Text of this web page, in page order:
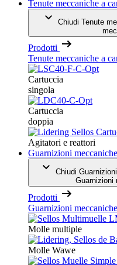
Tenute meccaniche a
Chiudi Tenute
Prodotti
Tenute meccaniche a
Cartuccia
singola
Cartuccia
doppia
Agitatori e reattori
Guarnizioni
Chiudi
Guarnizioni
Prodotti
Guarnizioni
Molle multiple
Molle Wawe